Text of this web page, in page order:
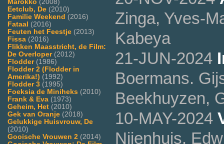
Marokko (2008)
Eetclub, De (2010)
Familie Weekend (2016)
Fataal (2016)
Feuten het Feestje (2013)
Fissa (2016)
Flikken Maasstricht, de Film:
De Overloper(2012)
Flodder(1986)
Flodder 2 (Flodder in
Amerika!) (1992)
Flodder 3 (1995)
Foeksia de Miniheks (2010)
Frank & Eva (1973)
Geheim, Het (2010)
Gek van Oranje (2018)
Gelukkige Huisvrouw, De
(2010)
Gooische Vrouwen 2 (2014)
Zinga, Yves-
Kabeya
21-JUN-2024
Boermans.
Beekhuyzen,
10-MAY-2024
Nijenhuis.